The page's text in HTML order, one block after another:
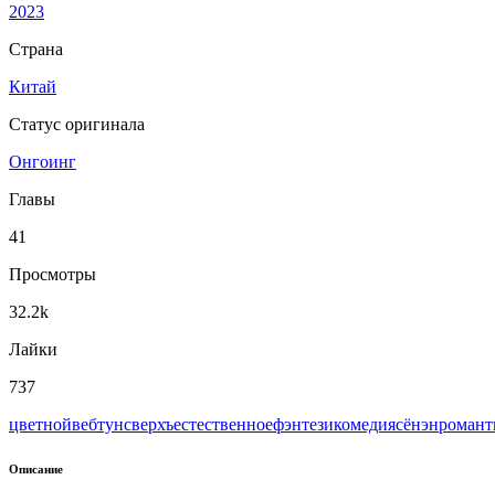
2023
Страна
Китай
Статус оригинала
Онгоинг
Главы
41
Просмотры
32.2k
Лайки
737
цветнойвeбтунсверхъестественноефэнтезикомедиясёнэн
Описание